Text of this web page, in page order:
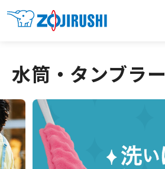
水筒・タンブラー